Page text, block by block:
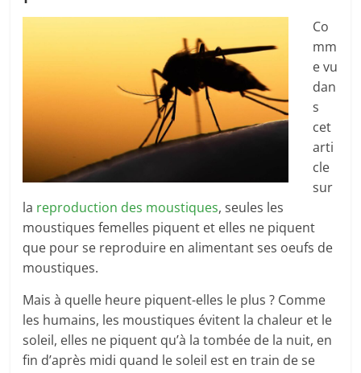
Co
mm
e vu
dan
s
cet
arti
cle
sur
la reproduction des moustiques, seules les
moustiques femelles piquent et elles ne piquent
que pour se reproduire en alimentant ses oeufs de
moustiques.
Mais à quelle heure piquent-elles le plus ? Comme
les humains, les moustiques évitent la chaleur et le
soleil, elles ne piquent qu’à la tombée de la nuit, en
fin d’après midi quand le soleil est en train de se